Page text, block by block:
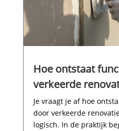
Hoe ontstaat
verkeerde
Je vraagt je af hoe
door verkeerde
logisch.​ In de praktijk